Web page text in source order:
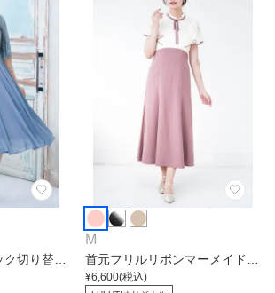
切り替え
M
首元フリルリボンマーメイドワ
ンピース
¥6,600(税込)